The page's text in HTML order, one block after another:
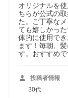
オリジナルを
ちらが公式の
た。ご丁寧な
ても嬉しかっ
体的に使用で
ます！毎朝、
す。おすすめで
投稿者情報
30代